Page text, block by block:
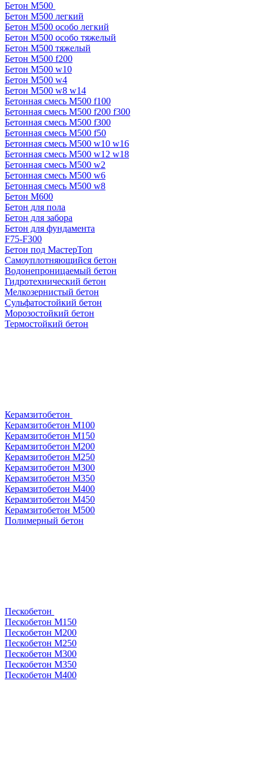
Бетон М500
Бетон М500 легкий
Бетон М500 особо легкий
Бетон М500 особо тяжелый
Бетон М500 тяжелый
Бетон М500 f200
Бетон М500 w10
Бетон М500 w4
Бетон М500 w8 w14
Бетонная смесь М500 f100
Бетонная смесь М500 f200 f300
Бетонная смесь М500 f300
Бетонная смесь М500 f50
Бетонная смесь М500 w10 w16
Бетонная смесь М500 w12 w18
Бетонная смесь М500 w2
Бетонная смесь М500 w6
Бетонная смесь М500 w8
Бетон М600
Бетон для пола
Бетон для забора
Бетон для фундамента
F75-F300
Бетон под МастерТоп
Самоуплотняющийся бетон
Водонепроницаемый бетон
Гидротехнический бетон
Мелкозернистый бетон
Сульфатостойкий бетон
Морозостойкий бетон
Термостойкий бетон
Керамзитобетон
Керамзитобетон М100
Керамзитобетон М150
Керамзитобетон М200
Керамзитобетон М250
Керамзитобетон М300
Керамзитобетон М350
Керамзитобетон М400
Керамзитобетон М450
Керамзитобетон М500
Полимерный бетон
Пескобетон
Пескобетон М150
Пескобетон М200
Пескобетон М250
Пескобетон М300
Пескобетон М350
Пескобетон М400